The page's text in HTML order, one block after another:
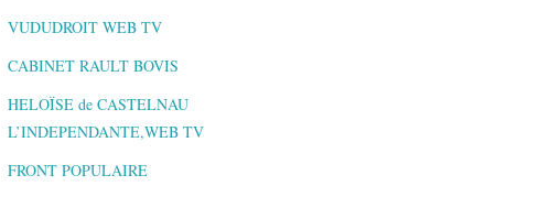
VUDUDROIT WEB TV
CABINET RAULT BOVIS
HELOÏSE de CASTELNAU
L’INDEPENDANTE,WEB TV
FRONT POPULAIRE